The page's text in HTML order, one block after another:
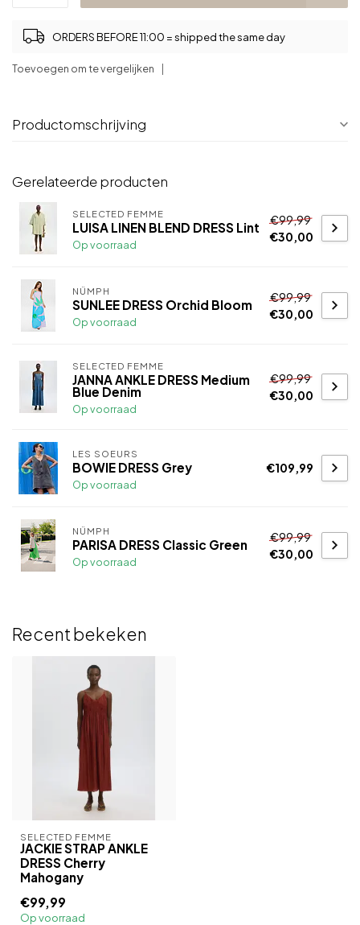
ORDERS BEFORE 11:00 = shipped the same day
Toevoegen om te vergelijken
Productomschrijving
Gerelateerde producten
SELECTED FEMME
LUISA LINEN BLEND DRESS Lint
Op voorraad
€99,99
€30,00
NÜMPH
SUNLEE DRESS Orchid Bloom
Op voorraad
€99,99
€30,00
SELECTED FEMME
JANNA ANKLE DRESS Medium
Blue Denim
Op voorraad
€99,99
€30,00
LES SOEURS
BOWIE DRESS Grey
Op voorraad
€109,99
NÜMPH
PARISA DRESS Classic Green
Op voorraad
€99,99
€30,00
Recent bekeken
SELECTED FEMME
JACKIE STRAP ANKLE
DRESS Cherry
Mahogany
€99,99
Op voorraad